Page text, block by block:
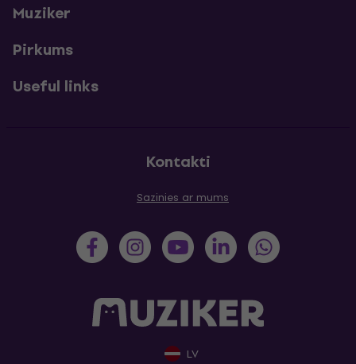
Muziker
Pirkums
Useful links
Kontakti
Sazinies ar mums
LV